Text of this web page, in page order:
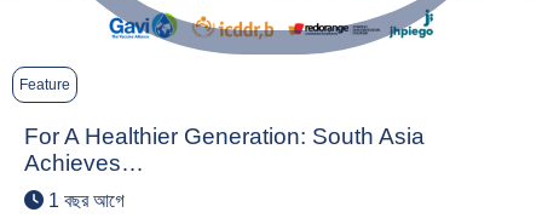
Feature
For A Healthier Generation: South Asia
Achieves…
1 বছর আগে